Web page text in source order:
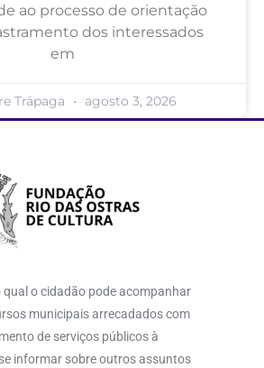
ao processo de orientação
dos interessados
em
Trápaga agosto 3, 2026
qual o cidadão pode acompanhar
municipais arrecadados com
de serviços públicos à
informar sobre outros assuntos